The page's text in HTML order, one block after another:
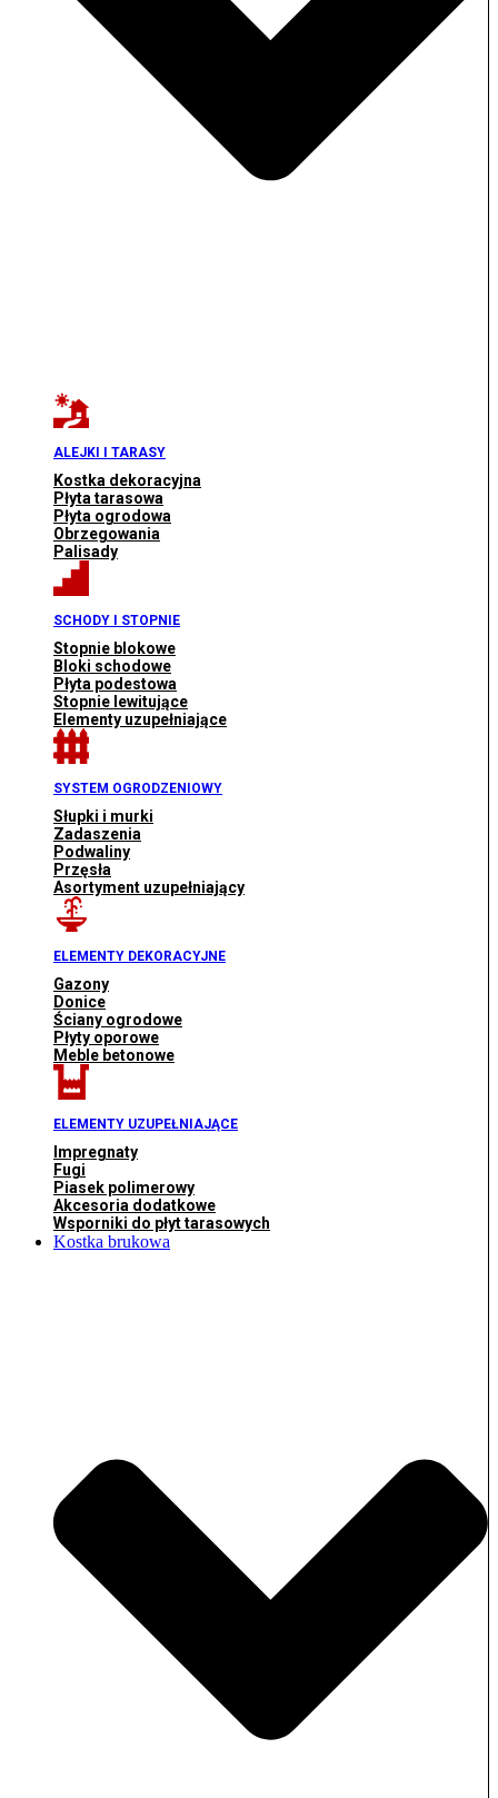
ALEJKI I TARASY
Kostka dekoracyjna
Płyta tarasowa
Płyta ogrodowa
Obrzegowania
Palisady
SCHODY I STOPNIE
Stopnie blokowe
Bloki schodowe
Płyta podestowa
Stopnie lewitujące
Elementy uzupełniające
SYSTEM OGRODZENIOWY
Słupki i murki
Zadaszenia
Podwaliny
Przęsła
Asortyment uzupełniający
ELEMENTY DEKORACYJNE
Gazony
Donice
Ściany ogrodowe
Płyty oporowe
Meble betonowe
ELEMENTY UZUPEŁNIAJĄCE
Impregnaty
Fugi
Piasek polimerowy
Akcesoria dodatkowe
Wsporniki do płyt tarasowych
Kostka brukowa